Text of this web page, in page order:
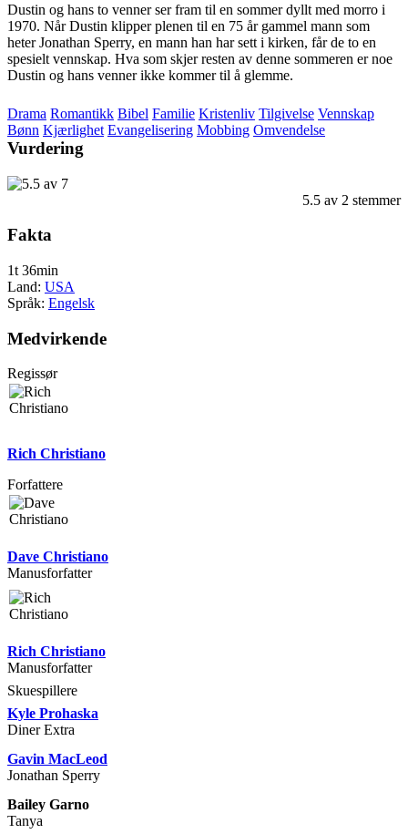
Dustin og hans to venner ser fram til en sommer dyllt med morro i
1970. Når Dustin klipper plenen til en 75 år gammel mann som
heter Jonathan Sperry, en mann han har sett i kirken, får de to en
spesielt vennskap. Hva som skjer resten av denne sommeren er noe
Dustin og hans venner ikke kommer til å glemme.
Drama Romantikk Bibel Familie Kristenliv Tilgivelse Vennskap
Bønn Kjærlighet Evangelisering Mobbing Omvendelse
Vurdering
5.5 av 2 stemmer
Fakta
1t 36min
Land: USA
Språk: Engelsk
Medvirkende
Regissør
Rich Christiano
Forfattere
Dave Christiano
Manusforfatter
Rich Christiano
Manusforfatter
Skuespillere
Kyle Prohaska
Diner Extra
Gavin MacLeod
Jonathan Sperry
Bailey Garno
Tanya